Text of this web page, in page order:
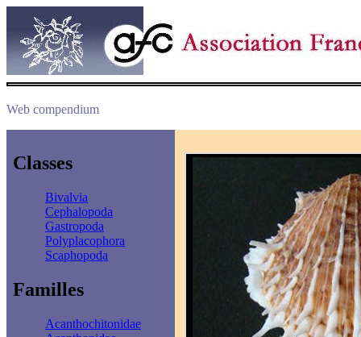
Web compendium
Classes
Bivalvia
Cephalopoda
Gastropoda
Polyplacophora
Scaphopoda
Familles
Acanthochitonidae